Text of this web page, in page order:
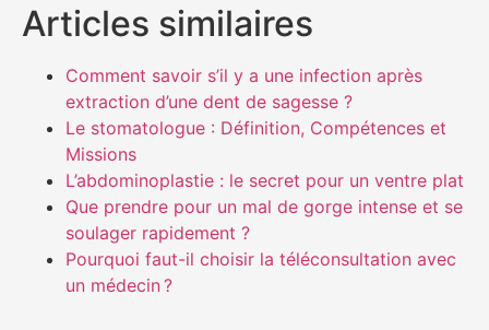
Articles similaires
Comment savoir s’il y a une infection après
extraction d’une dent de sagesse ?
Le stomatologue : Définition, Compétences et
Missions
L’abdominoplastie : le secret pour un ventre plat
Que prendre pour un mal de gorge intense et se
soulager rapidement ?
Pourquoi faut-il choisir la téléconsultation avec
un médecin ?